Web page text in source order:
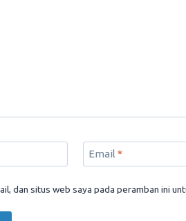
Email *
dan situs web saya pada peramban ini